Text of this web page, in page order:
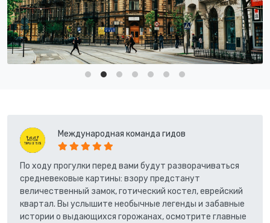
Международная команда гидов
По ходу прогулки перед вами будут разворачиваться
средневековые картины: взору предстанут
величественный замок, готический костел, еврейский
квартал. Вы услышите необычные легенды и забавные
истории о выдающихся горожанах, осмотрите главные